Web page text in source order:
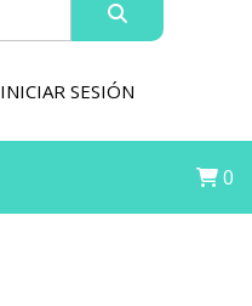
INICIAR SESIÓN
0